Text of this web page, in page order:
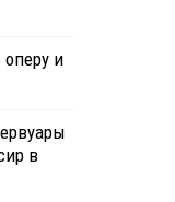
и
в